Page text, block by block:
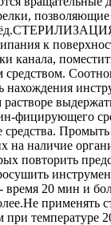
к
канала,
нахождения
фицирующего
на наличие
повторить
время 20 мин и
применять
при температуре